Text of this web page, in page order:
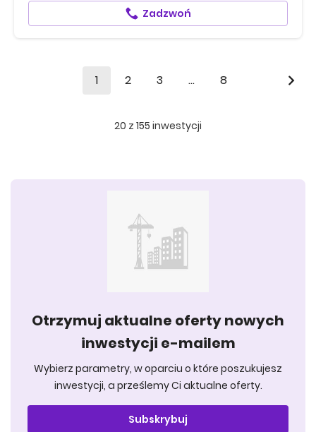
Zadzwoń
1 2 3 ... 8
20 z 155 inwestycji
Otrzymuj aktualne oferty nowych
inwestycji e-mailem
Wybierz parametry, w oparciu o które poszukujesz
inwestycji, a prześlemy Ci aktualne oferty.
Subskrybuj